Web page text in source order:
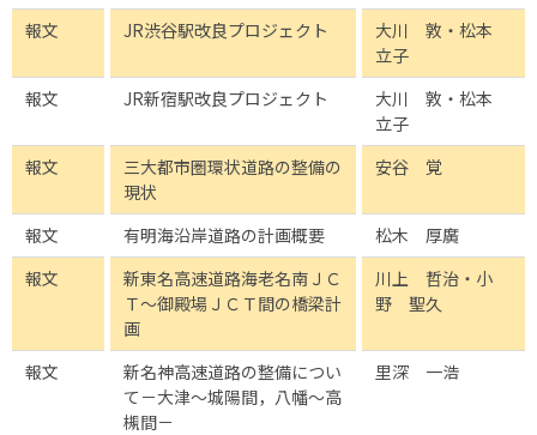
報文
JR渋谷駅改良プロジェクト
大川 敦・松本
立子
報文
JR新宿駅改良プロジェクト
大川 敦・松本
立子
報文
三大都市圏環状道路の整備の
現状
安谷 覚
報文 有明海沿岸道路の計画概要
松木 厚廣
報文
新東名高速道路海老名南ＪＣ
Ｔ～御殿場ＪＣＴ間の橋梁計
画
川上 哲治・小
野 聖久
報文
新名神高速道路の整備につい
て－大津～城陽間，八幡～高
槻間－
里深 一浩